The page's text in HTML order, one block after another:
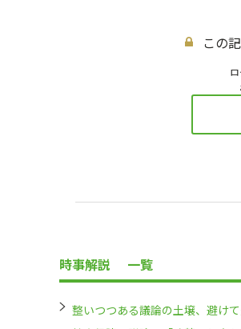
この
時事解説 一覧
整いつつある議論の土壌、避け